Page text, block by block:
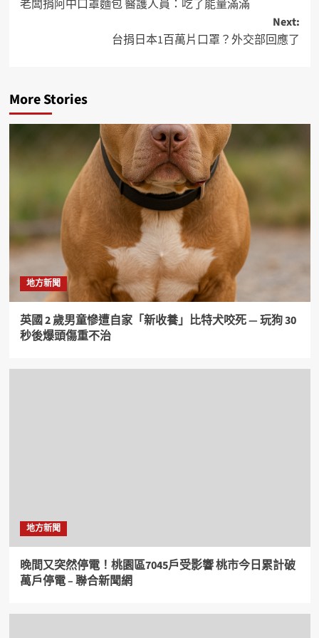
老闆捐阿中口罩麵包 醫護人員：吃了能量滿滿
Next:
台捐日本1百萬片口罩？外交部回應了
More Stories
地方新聞
英國 2 歲男童慘遭自家「新收養」比特犬咬死 — 玩狗 30
秒後爆頭傷重不治
地方新聞
晚間又突然停電！桃園區7045戶受影響 桃市今日累計破
萬戶停電 – 聯合新聞網